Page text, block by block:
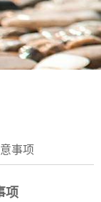
事项
项